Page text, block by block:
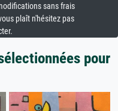
sans frais
plaît n'hésitez pas
pour